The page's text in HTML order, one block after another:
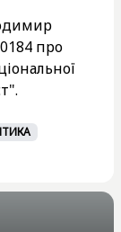
про